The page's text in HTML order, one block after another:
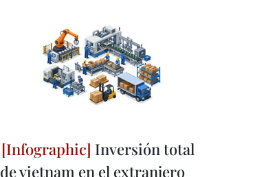
Inversión total
de vietnam en el extranjero